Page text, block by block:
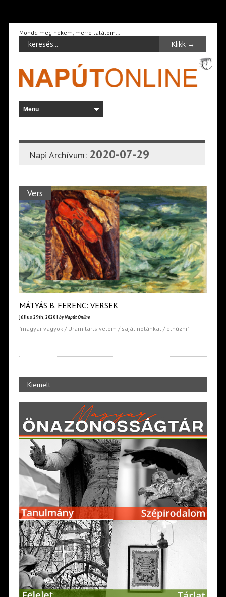
Mondd meg nékem, merre találom…
Napi Archívum: 2020-07-29
Vers
MÁTYÁS B. FERENC: VERSEK
július 29th, 2020 | by Napút Online
"magyar vagyok / Uram tarts velem / saját nótánkat / elhúzni"
Kiemelt